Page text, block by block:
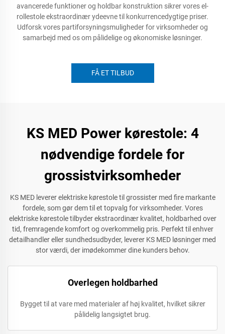
avancerede funktioner og holdbar konstruktion sikrer vores el-
rollestole ekstraordinær ydeevne til konkurrencedygtige priser.
Udforsk vores partiforsyningsmuligheder for virksomheder og
samarbejd med os om pålidelige og økonomiske løsninger.
FÅ ET TILBUD
KS MED Power kørestole: 4
nødvendige fordele for
grossistvirksomheder
KS MED leverer elektriske kørestole til grossister med fire markante
fordele, som gør dem til et topvalg for virksomheder. Vores
elektriske kørestole tilbyder ekstraordinær kvalitet, holdbarhed over
tid, fremragende komfort og overkommelig pris. Perfekt til enhver
detailhandler eller sundhedsudbyder, leverer KS MED løsninger med
stor værdi, der imødekommer dine kunders behov.
Overlegen holdbarhed
Bygget til at vare med materialer af høj kvalitet, hvilket sikrer
pålidelig langsigtet brug.